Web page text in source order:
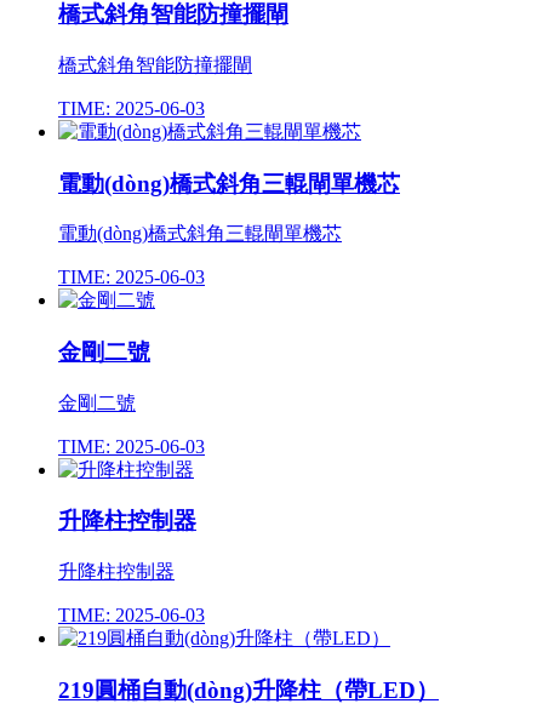
橋式斜角智能防撞擺閘
橋式斜角智能防撞擺閘
TIME: 2025-06-03
電動(dòng)橋式斜角三輥閘單機芯
電動(dòng)橋式斜角三輥閘單機芯
TIME: 2025-06-03
金剛二號
金剛二號
TIME: 2025-06-03
升降柱控制器
升降柱控制器
TIME: 2025-06-03
219圓桶自動(dòng)升降柱（帶LED）